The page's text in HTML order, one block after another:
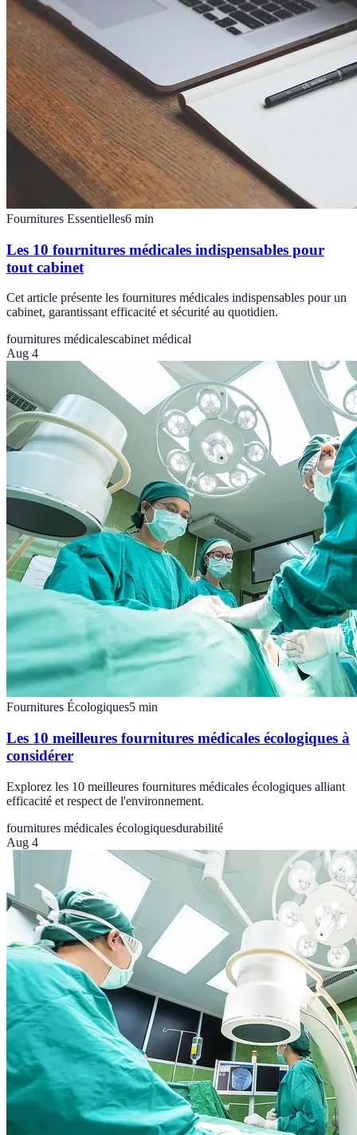
Fournitures Essentielles6 min
Les 10 fournitures médicales indispensables pour
tout cabinet
Cet article présente les fournitures médicales indispensables pour un
cabinet, garantissant efficacité et sécurité au quotidien.
fournitures médicalescabinet médical
Aug 4
Fournitures Écologiques5 min
Les 10 meilleures fournitures médicales écologiques à
considérer
Explorez les 10 meilleures fournitures médicales écologiques alliant
efficacité et respect de l'environnement.
fournitures médicales écologiquesdurabilité
Aug 4